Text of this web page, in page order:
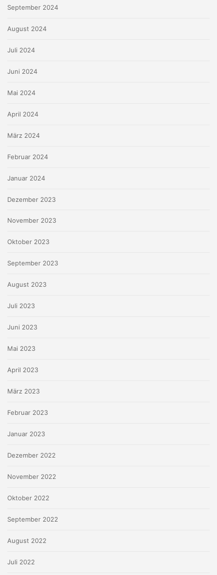
September 2024
August 2024
Juli 2024
Juni 2024
Mai 2024
April 2024
März 2024
Februar 2024
Januar 2024
Dezember 2023
November 2023
Oktober 2023
September 2023
August 2023
Juli 2023
Juni 2023
Mai 2023
April 2023
März 2023
Februar 2023
Januar 2023
Dezember 2022
November 2022
Oktober 2022
September 2022
August 2022
Juli 2022